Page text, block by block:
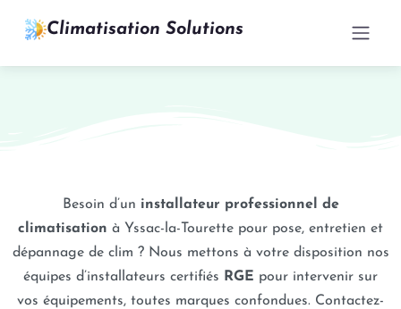
Climatisation Solutions
Besoin d’un installateur professionnel de
climatisation à Yssac-la-Tourette pour pose, entretien et
dépannage de clim ? Nous mettons à votre disposition nos
équipes d’installateurs certifiés RGE pour intervenir sur
vos équipements, toutes marques confondues. Contactez-